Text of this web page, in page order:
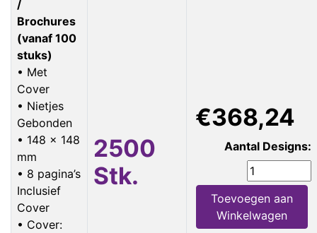
/
Brochures
(vanaf 100
stuks)
• Met
Cover
• Nietjes
Gebonden
• 148 x 148
mm
• 8 pagina’s
Inclusief
Cover
• Cover:
2500
Stk.
€368,24
Aantal Designs:
Toevoegen aan
Winkelwagen